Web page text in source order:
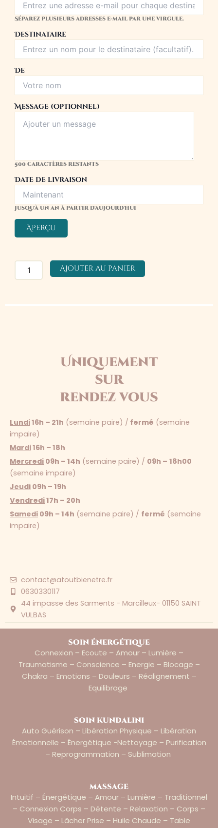
Séparez plusieurs adresses e-mail par une virgule.
Destinataire
De
Message (optionnel)
500 caractères restants
Date de livraison
Jusqu'à un an à partir d'aujourd'hui
Aperçu
Ajouter au panier
Uniquement
sur
rendez vous
Lundi16h – 21h (semaine paire) / fermé (semaine
impaire)
Mardi16h – 18h
Mercredi 09h – 14h (semaine paire) / 09h – 18h00
(semaine impaire)
Jeudi 09h – 19h
Vendredi17h – 20h
Samedi 09h – 14h (semaine paire) / fermé (semaine
impaire)
contact@atoutbienetre.fr
0630330117
44 impasse des Sarments - Marcilleux- 01150 SAINT
VULBAS
soin énergétique
Connexion – Ecoute – Amour – Lumière –
Traumatisme – Conscience – Energie – Blocage –
Chakra – Emotions – Douleurs – Réalignement –
Equilibrage
soin kundalini
Auto Guérison – Libération Physique – Libération
Émotionnelle – Énergétique -nettoyage – Purification
– Reprogrammation – Sublimation
massage
Intuitif – Énergétique – Amour – Lumière – Traditionnel
– Connexion Corps – Détente – Relaxation – Corps –
Visage – Lâcher Prise – Huile Chaude – Table